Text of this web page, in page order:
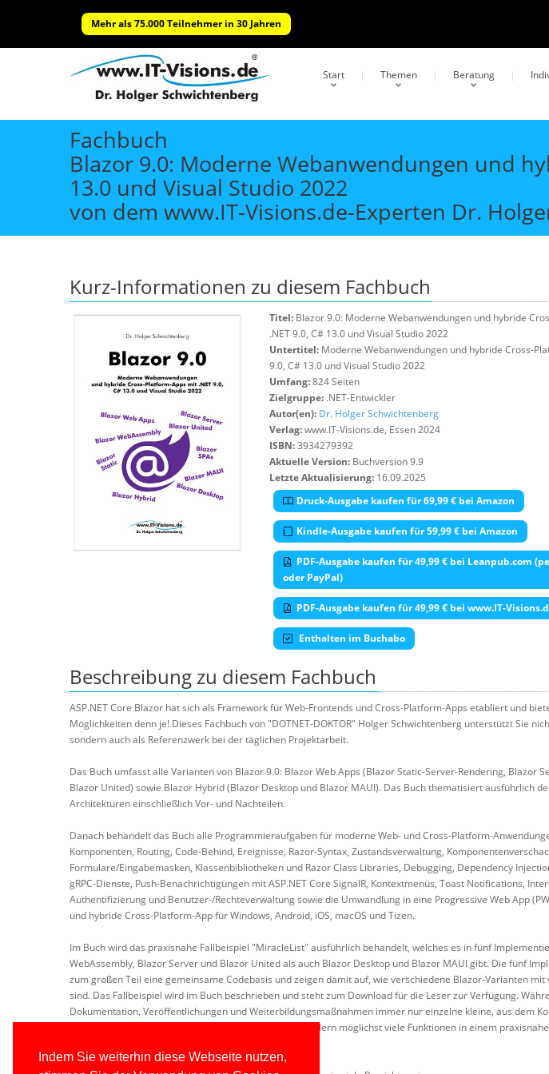
Indem Sie weiterhin diese Webseite nutzen,
Mehr als 75.000 Teilnehmer in 30 Jahren
Start Themen Beratung
Fachbuch
Blazor 9.0: Moderne Webanwendungen und
13.0 und Visual Studio 2022
von dem www.IT-Visions.de-Experten Dr.
Kurz-Informationen zu diesem Fachbuch
Titel: Blazor 9.0: Moderne Webanwendungen und hybride
.NET 9.0, C# 13.0 und Visual Studio 2022
Untertitel: Moderne Webanwendungen und hybride Cross-
9.0, C# 13.0 und Visual Studio 2022
Umfang:824 Seiten
Zielgruppe: .NET-Entwickler
Autor(en): Dr. Holger Schwichtenberg
Verlag:www.IT-Visions.de, Essen 2024
ISBN:3934279392
Aktuelle Version: Buchversion 9.9
Letzte Aktualisierung: 16.09.2025
Druck-Ausgabe kaufen für 69,99 € bei Amazon
Kindle-Ausgabe kaufen für 59,99 € bei Amazon
PDF-Ausgabe kaufen für 49,99 € bei Leanpub.com
oder PayPal)
PDF-Ausgabe kaufen für 49,99 € bei www.IT-
Enthalten im Buchabo
Beschreibung zu diesem Fachbuch
ASP.NET Core Blazor hat sich als Framework für Web-Frontends und Cross-Platform-Apps etabliert und
Möglichkeiten denn je! Dieses Fachbuch von "DOTNET-DOKTOR" Holger Schwichtenberg unterstützt Sie
sondern auch als Referenzwerk bei der täglichen Projektarbeit.
Das Buch umfasst alle Varianten von Blazor 9.0: Blazor Web Apps (Blazor Static-Server-Rendering, Blazor
Blazor United) sowie Blazor Hybrid (Blazor Desktop und Blazor MAUI). Das Buch thematisiert ausführlich
Architekturen einschließlich Vor- und Nachteilen.
Danach behandelt das Buch alle Programmieraufgaben für moderne Web- und Cross-Platform-
Komponenten, Routing, Code-Behind, Ereignisse, Razor-Syntax, Zustandsverwaltung,
Formulare/Eingabemasken, Klassenbibliotheken und Razor Class Libraries, Debugging, Dependency
gRPC-Dienste, Push-Benachrichtigungen mit ASP.NET Core SignalR, Kontextmenüs, Toast Notifications,
Authentifizierung und Benutzer-/Rechteverwaltung sowie die Umwandlung in eine Progressive Web App
und hybride Cross-Platform-App für Windows, Android, iOS, macOS und Tizen.
Im Buch wird das praxisnahe Fallbeispiel "MiracleList" ausführlich behandelt, welches es in fünf
WebAssembly, Blazor Server und Blazor United als auch Blazor Desktop und Blazor MAUI gibt. Die fünf
zum großen Teil eine gemeinsame Codebasis und zeigen damit auf, wie verschiedene Blazor-Varianten
sind. Das Fallbeispiel wird im Buch beschrieben und steht zum Download für die Leser zur Verfügung.
Dokumentation, Veröffentlichungen und Weiterbildungsmaßnahmen immer nur einzelne kleine, aus dem
gezeigt werden, dient MiracleList dazu, Softwareentwicklern möglichst viele Funktionen in einem